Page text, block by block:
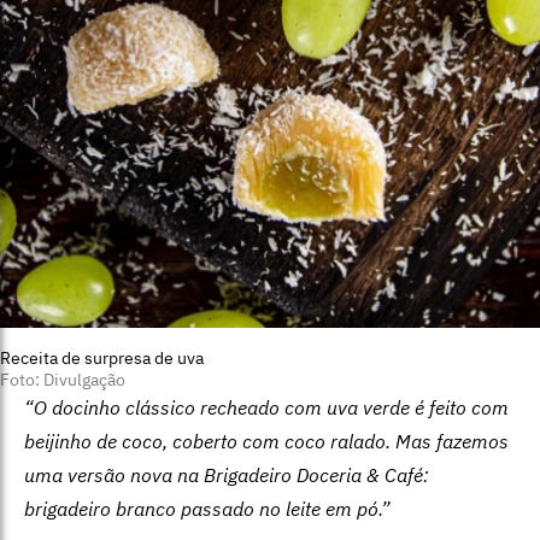
Receita de surpresa de uva
Foto: Divulgação
“O docinho clássico recheado com uva verde é feito com
beijinho de coco, coberto com coco ralado. Mas fazemos
uma versão nova na Brigadeiro Doceria & Café:
brigadeiro branco passado no leite em pó.”